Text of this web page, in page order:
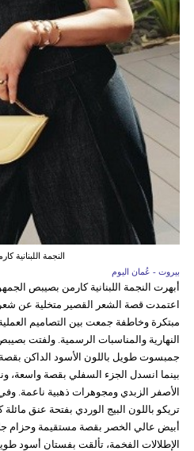
النجمة اللبنانية
بيروت - عُمان اليوم
أبهرت النجمة اللبنانية كارمن بصيبص
اعتمدت قصة الشعر القصير متخلية عن
مبتكرة وخاطفة جمعت بين التصاميم
النهارية والمناسبات الرسمية. ولفتت
جمبسوت طويل باللون الأسود الداكن
بينما انسدل الجزء السفلي بقصة واسعة،
الأصفر الزبدي ومجوهرات ذهبية ناعمة.
تريكو باللون البيج الوردي بفتحة عنق
أبيض عالي الخصر بقصة مستقيمة وحزام
الإطلالات الفخمة، تألقت بفستان أسود